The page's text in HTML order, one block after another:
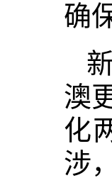
确
澳
化
涉